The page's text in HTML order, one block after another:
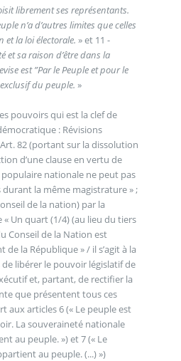
librement ses représentants.
n’a d’autres limites que celles
et la loi électorale. » et 11 -
et sa raison d’être dans la
est ”Par le Peuple et pour le
du peuple. »
pouvoirs qui est la clef de
: Révisions
82 (portant sur la dissolution
d’une clause en vertu de
populaire nationale ne peut pas
la même magistrature » ;
de la nation) par la
Un quart (1/4) (au lieu du tiers
Conseil de la Nation est
de la République » / il s’agit à la
libérer le pouvoir législatif de
et, partant, de rectifier la
que présentent tous ces
aux articles 6 (« Le peuple est
La souveraineté nationale
au peuple. ») et 7 (« Le
au peuple. (...) »)